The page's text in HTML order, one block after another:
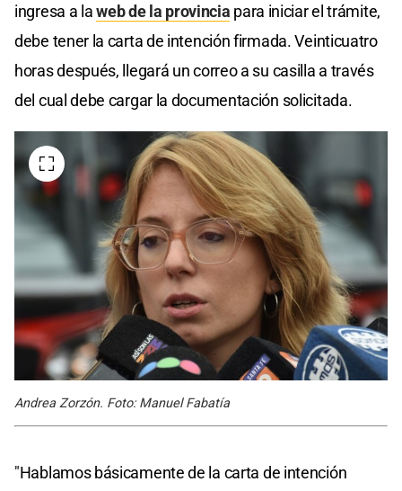
ingresa a laweb de la provincia para iniciar el trámite,
debe tener la carta de intención firmada. Veinticuatro
horas después, llegará un correo a su casilla a través
del cual debe cargar la documentación solicitada.
Andrea Zorzón. Foto: Manuel Fabatía
"Hablamos básicamente de la carta de intención